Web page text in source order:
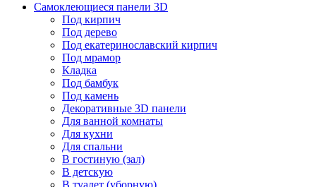
Самоклеющиеся панели 3D
Под кирпич
Под дерево
Под екатеринославский кирпич
Под мрамор
Кладка
Под бамбук
Под камень
Декоративные 3D панели
Для ванной комнаты
Для кухни
Для спальни
В гостиную (зал)
В детскую
В туалет (уборную)